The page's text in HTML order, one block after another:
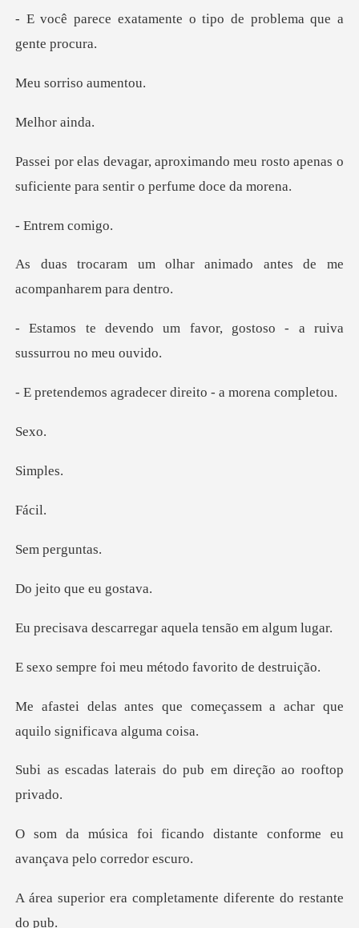
ente o tipo de problem
riso au
or a
do meu rosto apenas o
suficiente p
rem c
ar animado antes de me
favor, gostoso - a ruiva
radecer direito -
e
mp
ci
perg
que eu
rregar aquela tens
meu método favor
começassem a achar que
aqui
rais do pub em direç
o distante conforme eu
ava
ompletamente diferent